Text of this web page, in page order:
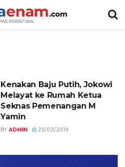
Kenakan Baju Putih, Jokowi
Melayat ke Rumah Ketua
Seknas Pemenangan M
Yamin
BY ADMIN 23/03/2019